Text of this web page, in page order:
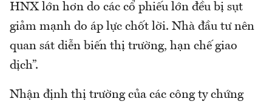
HNX lớn hơn do các cổ phiếu lớn đều bị sụt
giảm mạnh do áp lực chốt lời. Nhà đầu tư nên
quan sát diễn biến thị trường, hạn chế giao
dịch”.
Nhận định thị trường của các công ty chứng